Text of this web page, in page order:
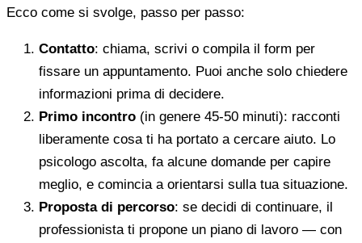
Ecco come si svolge, passo per passo:
Contatto: chiama, scrivi o compila il form per
fissare un appuntamento. Puoi anche solo chiedere
informazioni prima di decidere.
Primo incontro (in genere 45-50 minuti): racconti
liberamente cosa ti ha portato a cercare aiuto. Lo
psicologo ascolta, fa alcune domande per capire
meglio, e comincia a orientarsi sulla tua situazione.
Proposta di percorso: se decidi di continuare, il
professionista ti propone un piano di lavoro — con